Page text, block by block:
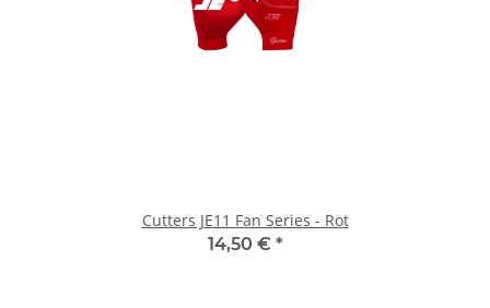
Cutters JE11 Fan Series - Rot
14,50 € *